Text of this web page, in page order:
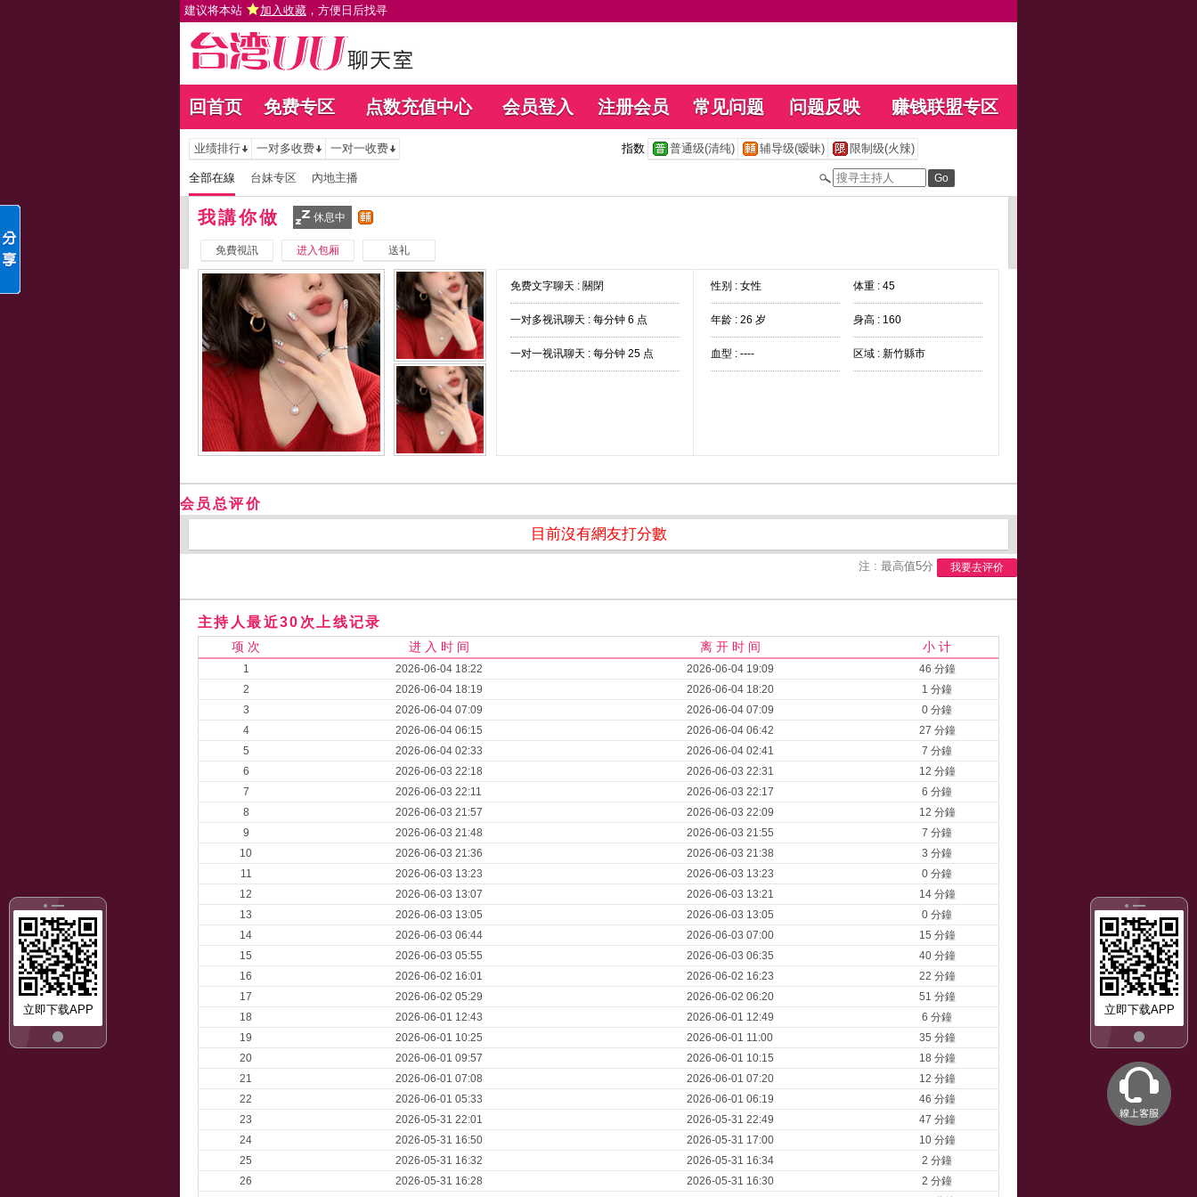
建议将本站 加入收藏 ，方便日后找寻
回首页 免费专区 点数充值中心 会员登入 注册会员 常见问题 问题反映 赚钱联盟专区
立即下载APP
立即下载APP
业绩排行 一对多收费 一对一收费 指数 普通级(清纯) 辅导级(暧昧) 限制级(火辣)
全部在線 台妹专区 內地主播
我講你做 休息中
免費視訊 进入包厢 送礼
免费文字聊天 : 關閉
一对多视讯聊天 : 每分钟 6 点
一对一视讯聊天 : 每分钟 25 点
性别 : 女性 体重 : 45
年龄 : 26 岁 身高 : 160
血型 : ---- 区域 : 新竹縣市
会员总评价
目前沒有網友打分數
注 : 最高值5分 我要去评价
主持人最近30次上线记录
项 次 进 入 时 间 离 开 时 间 小 计
1 2026-06-04 18:22 2026-06-04 19:09
46 分鐘
2
2026-06-04 18:19 2026-06-04 18:20
1 分鐘
3
2026-06-04 07:09 2026-06-04 07:09
0 分鐘
4
2026-06-04 06:15 2026-06-04 06:42
27 分鐘
5
2026-06-04 02:33 2026-06-04 02:41
7 分鐘
6
2026-06-03 22:18 2026-06-03 22:31
12 分鐘
7
2026-06-03 22:11 2026-06-03 22:17
6 分鐘
8
2026-06-03 21:57 2026-06-03 22:09
12 分鐘
9
2026-06-03 21:48 2026-06-03 21:55
7 分鐘
10
2026-06-03 21:36 2026-06-03 21:38
3 分鐘
11
2026-06-03 13:23 2026-06-03 13:23
0 分鐘
12
2026-06-03 13:07 2026-06-03 13:21
14 分鐘
13
2026-06-03 13:05 2026-06-03 13:05
0 分鐘
14
2026-06-03 06:44 2026-06-03 07:00
15 分鐘
15
2026-06-03 05:55 2026-06-03 06:35
40 分鐘
16
2026-06-02 16:01 2026-06-02 16:23
22 分鐘
17
2026-06-02 05:29 2026-06-02 06:20
51 分鐘
18
2026-06-01 12:43 2026-06-01 12:49
6 分鐘
19
2026-06-01 10:25 2026-06-01 11:00
35 分鐘
20
2026-06-01 09:57 2026-06-01 10:15
18 分鐘
21
2026-06-01 07:08 2026-06-01 07:20
12 分鐘
22
2026-06-01 05:33 2026-06-01 06:19
46 分鐘
23
2026-05-31 22:01 2026-05-31 22:49
47 分鐘
24
2026-05-31 16:50 2026-05-31 17:00
10 分鐘
25
2026-05-31 16:32 2026-05-31 16:34
2 分鐘
26
2026-05-31 16:28 2026-05-31 16:30
2 分鐘